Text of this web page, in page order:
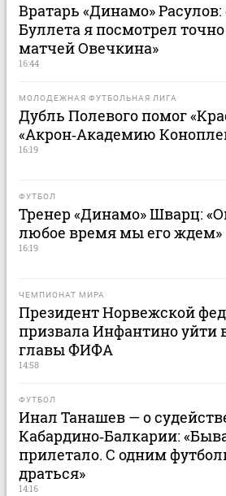
Вратарь «Динамо»
Буллета я посмотрел
матчей Овечкина»
16:44
МОЛОДЕЖНАЯ ФУТБОЛЬНАЯ ЛИГА
Дубль Полевого помог
«Акрон‑Академию
16:19
ФУТБОЛ
Тренер «Динамо» Шварц:
любое время мы его ждем»
16:19
ЧЕМПИОНАТ МИРА
Президент Норвежской
призвала Инфантино уйти
главы ФИФА
14:58
ФУТБОЛ
Инал Танашев — о
Кабардино‑Балкарии:
прилетало. С одним
драться»
14:16